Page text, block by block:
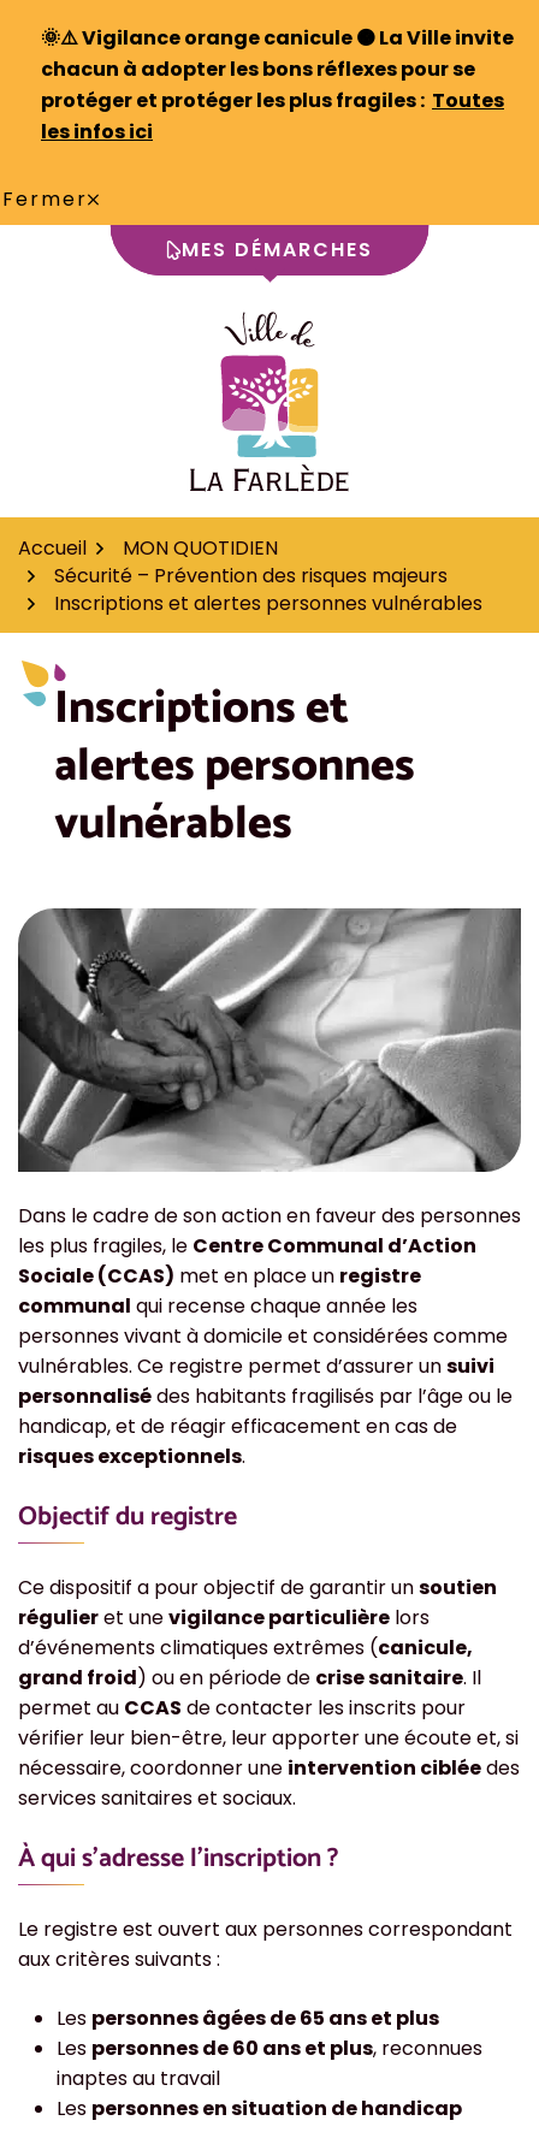
Fermer
🌞⚠️Vigilance orange canicule 🟠 La Ville invite
chacun à adopter les bons réflexes pour se
protéger et protéger les plus fragiles : Toutes
les infos ici
"Logo de la ville de
MES DÉMARCHES
Accueil
MON QUOTIDIEN
Sécurité – Prévention des risques majeurs
Inscriptions et alertes personnes vulnérables
Inscriptions et
alertes personnes
vulnérables
Dans le cadre de son action en faveur des personnes
les plus fragiles, le Centre Communal d’Action
Sociale (CCAS) met en place un registre
communal qui recense chaque année les
personnes vivant à domicile et considérées comme
vulnérables. Ce registre permet d’assurer unsuivi
personnalisédes habitants fragilisés par l’âge ou le
handicap, et de réagir efficacement en cas de
risques exceptionnels.
Objectif du registre
Ce dispositif a pour objectif de garantir unsoutien
régulieret unevigilance particulière lors
d’événements climatiques extrêmes (canicule,
grand froid) ou en période de crise sanitaire. Il
permet au CCAS de contacter les inscrits pour
vérifier leur bien-être, leur apporter une écoute et, si
nécessaire, coordonner une intervention cibléedes
services sanitaires et sociaux.
À qui s’adresse l’inscription ?
Le registre est ouvert aux personnes correspondant
aux critères suivants :
Les personnes âgées de 65 ans et plus
Les personnes de 60 ans et plus, reconnues
inaptes au travail
Les personnes en situation de handicap